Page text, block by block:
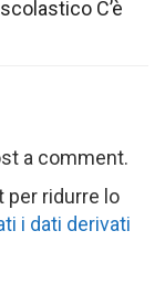
C’è
a comment.
per ridurre lo
i dati derivati